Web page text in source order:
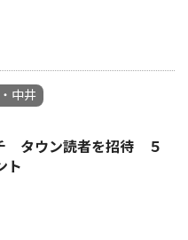
中井
タウン読者を招待 ５
ト